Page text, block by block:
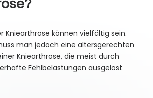
Kniearthrose können vielfältig sein.
man jedoch eine altersgerechten
Kniearthrose, die meist durch
Fehlbelastungen ausgelöst